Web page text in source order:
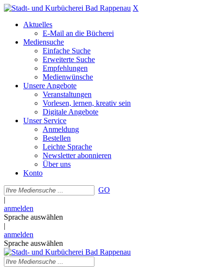
X
Aktuelles
E-Mail an die Bücherei
Mediensuche
Einfache Suche
Erweiterte Suche
Empfehlungen
Medienwünsche
Unsere Angebote
Veranstaltungen
Vorlesen, lernen, kreativ sein
Digitale Angebote
Unser Service
Anmeldung
Bestellen
Leichte Sprache
Newsletter abonnieren
Über uns
Konto
GO
|
anmelden
Sprache auswählen
|
anmelden
Sprache auswählen